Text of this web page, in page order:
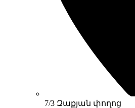
7/3 Զաքյան փողոց